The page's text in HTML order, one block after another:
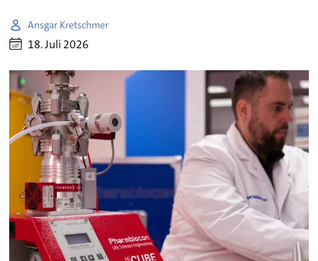
Ansgar Kretschmer
18. Juli 2026